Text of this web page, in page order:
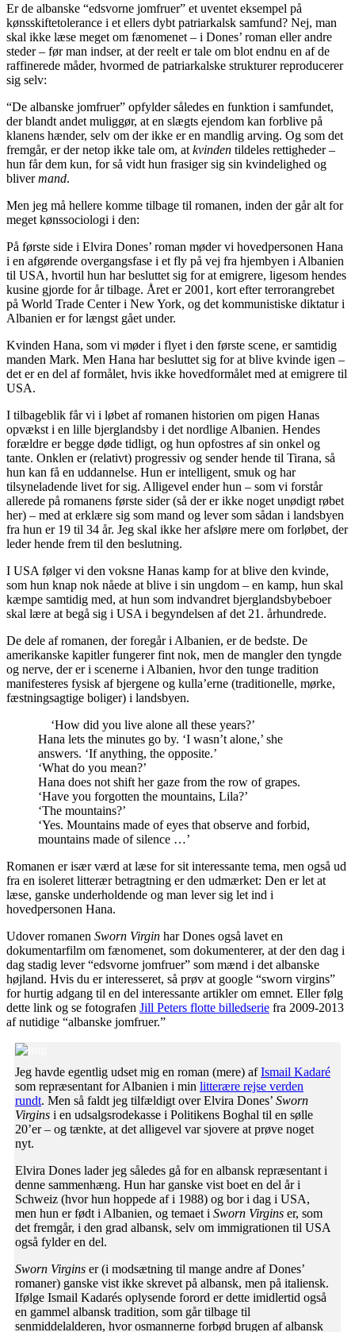
Er de albanske “edsvorne jomfruer” et uventet eksempel på
kønsskiftetolerance i et ellers dybt patriarkalsk samfund? Nej, man
skal ikke læse meget om fænomenet – i Dones’ roman eller andre
steder – før man indser, at der reelt er tale om blot endnu en af de
raffinerede måder, hvormed de patriarkalske strukturer reproducerer
sig selv:
“De albanske jomfruer” opfylder således en funktion i samfundet,
der blandt andet muliggør, at en slægts ejendom kan forblive på
klanens hænder, selv om der ikke er en mandlig arving. Og som det
fremgår, er der netop ikke tale om, at kvinden tildeles rettigheder –
hun får dem kun, for så vidt hun frasiger sig sin kvindelighed og
blivermand.
Men jeg må hellere komme tilbage til romanen, inden der går alt for
meget kønssociologi i den:
På første side i Elvira Dones’ roman møder vi hovedpersonen Hana
i en afgørende overgangsfase i et fly på vej fra hjembyen i Albanien
til USA, hvortil hun har besluttet sig for at emigrere, ligesom hendes
kusine gjorde for år tilbage. Året er 2001, kort efter terrorangrebet
på World Trade Center i New York, og det kommunistiske diktatur i
Albanien er for længst gået under.
Kvinden Hana, som vi møder i flyet i den første scene, er samtidig
manden Mark. Men Hana har besluttet sig for at blive kvinde igen –
det er en del af formålet, hvis ikke hovedformålet med at emigrere til
USA.
I tilbageblik får vi i løbet af romanen historien om pigen Hanas
opvækst i en lille bjerglandsby i det nordlige Albanien. Hendes
forældre er begge døde tidligt, og hun opfostres af sin onkel og
tante. Onklen er (relativt) progressiv og sender hende til Tirana, så
hun kan få en uddannelse. Hun er intelligent, smuk og har
tilsyneladende livet for sig. Alligevel ender hun – som vi forstår
allerede på romanens første sider (så der er ikke noget unødigt røbet
her) – med at erklære sig som mand og lever som sådan i landsbyen
fra hun er 19 til 34 år. Jeg skal ikke her afsløre mere om forløbet, der
leder hende frem til den beslutning.
I USA følger vi den voksne Hanas kamp for at blive den kvinde,
som hun knap nok nåede at blive i sin ungdom – en kamp, hun skal
kæmpe samtidig med, at hun som indvandret bjerglandsbybeboer
skal lære at begå sig i USA i begyndelsen af det 21. århundrede.
De dele af romanen, der foregår i Albanien, er de bedste. De
amerikanske kapitler fungerer fint nok, men de mangler den tyngde
og nerve, der er i scenerne i Albanien, hvor den tunge tradition
manifesteres fysisk af bjergene og kulla’erne (traditionelle, mørke,
fæstningsagtige boliger) i landsbyen.
‘How did you live alone all these years?’
Hana lets the minutes go by. ‘I wasn’t alone,’ she
answers. ‘If anything, the opposite.’
‘What do you mean?’
Hana does not shift her gaze from the row of grapes.
‘Have you forgotten the mountains, Lila?’
‘The mountains?’
‘Yes. Mountains made of eyes that observe and forbid,
mountains made of silence …’
Romanen er især værd at læse for sit interessante tema, men også ud
fra en isoleret litterær betragtning er den udmærket: Den er let at
læse, ganske underholdende og man lever sig let ind i
hovedpersonen Hana.
Udover romanen Sworn Virgin har Dones også lavet en
dokumentarfilm om fænomenet, som dokumenterer, at der den dag i
dag stadig lever “edsvorne jomfruer” som mænd i det albanske
højland. Hvis du er interesseret, så prøv at google “sworn virgins”
for hurtig adgang til en del interessante artikler om emnet. Eller følg
dette link og se fotografen Jill Peters flotte billedserie fra 2009-2013
af nutidige “albanske jomfruer.”
Jeg havde egentlig udset mig en roman (mere) afIsmail Kadaré
som repræsentant for Albanien i min litterære rejse verden
rundt. Men så faldt jeg tilfældigt over Elvira Dones’ Sworn
Virgins i en udsalgsrodekasse i Politikens Boghal til en sølle
20’er – og tænkte, at det alligevel var sjovere at prøve noget
nyt.
Elvira Dones lader jeg således gå for en albansk repræsentant i
denne sammenhæng. Hun har ganske vist boet en del år i
Schweiz (hvor hun hoppede af i 1988) og bor i dag i USA,
men hun er født i Albanien, og temaet i Sworn Virgins er, som
det fremgår, i den grad albansk, selv om immigrationen til USA
også fylder en del.
Sworn Virgins er (i modsætning til mange andre af Dones’
romaner) ganske vist ikke skrevet på albansk, men på italiensk.
Ifølge Ismail Kadarés oplysende forord er dette imidlertid også
en gammel albansk tradition, som går tilbage til
senmiddelalderen, hvor osmannerne forbød brugen af albansk